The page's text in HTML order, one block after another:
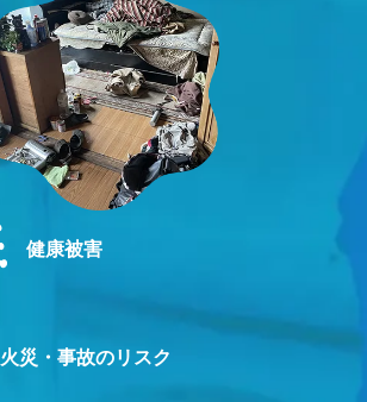
健康被害
火災・事故のリスク